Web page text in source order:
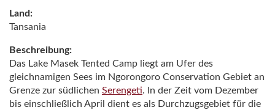
Land:
Tansania
Beschreibung:
Das Lake Masek Tented Camp liegt am Ufer des
gleichnamigen Sees im Ngorongoro Conservation Gebiet an
Grenze zur südlichen Serengeti. In der Zeit vom Dezember
bis einschließlich April dient es als Durchzugsgebiet für die